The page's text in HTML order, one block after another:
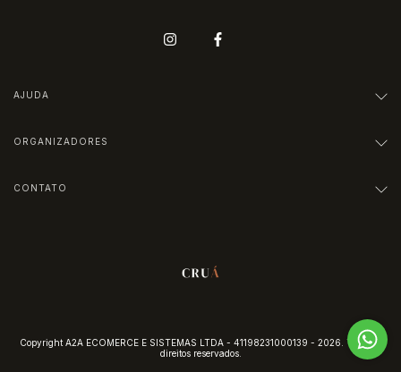
AJUDA
ORGANIZADORES
CONTATO
Copyright A2A ECOMERCE E SISTEMAS LTDA - 41198231000139 - 2026. Todos os
direitos reservados.